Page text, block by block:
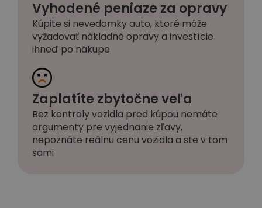
Vyhodené peniaze za opravy
Kúpite si nevedomky auto, ktoré môže
vyžadovať nákladné opravy a investície
ihneď po nákupe
Zaplatíte zbytočne veľa
Bez kontroly vozidla pred kúpou nemáte
argumenty pre vyjednanie zľavy,
nepoznáte reálnu cenu vozidla a ste v tom
sami